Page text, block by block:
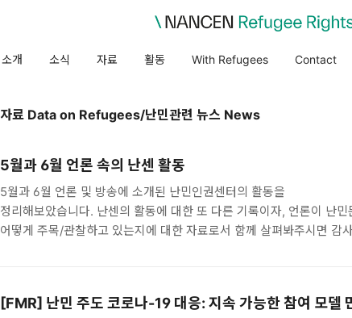
소개 소식 자료 활동 With Refugees Contact
자료 Data on Refugees/난민관련 뉴스 News
5월과 6월 언론 속의 난센 활동
5월과 6월 언론 및 방송에 소개된 난민인권센터의 활동을
정리해보았습니다. 난센의 활동에 대한 또 다른 기록이자, 언론이 난민
어떻게 주목/관찰하고 있는지에 대한 자료로서 함께 살펴봐주시면 감
박경주사무국장오석준 신부의 생명은 사랑입니다
[FMR] 난민 주도 코로나-19 대응: 지속 가능한 참여 모델